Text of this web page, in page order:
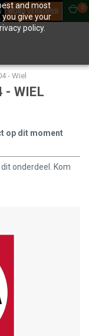
and most
give your
policy.
WORD VERKOPER
0
- Wiel
- WIEL
op dit moment
onderdeel. Kom